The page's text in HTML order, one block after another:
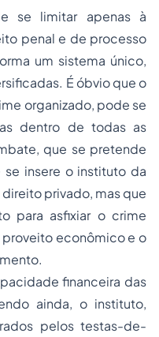
se limitar apenas à
penal e de processo
um sistema único,
É óbvio que o
organizado, pode se
dentro de todas as
que se pretende
insere o instituto da
privado, mas que
para asfixiar o crime
econômico e o
financeira das
ainda, o instituto,
pelos testas-de-